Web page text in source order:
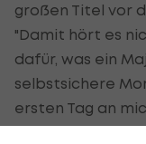
großen Titel vor
"Damit hört es
dafür, was ein
selbstsichere
ersten Tag an